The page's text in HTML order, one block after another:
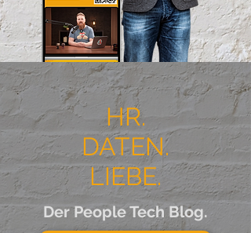
HR.
DATEN.
LIEBE.
Der People Tech Blog.